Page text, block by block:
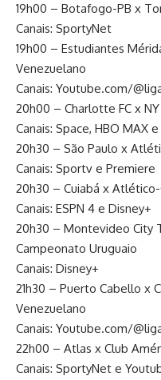
19h00 – Botafogo-PB x
Canais: SportyNet
19h00 – Estudiantes
Venezuelano
Canais: Youtube.com/
20h00 – Charlotte FC x
Canais: Space, HBO MAX
20h30 – São Paulo x
Canais: Sportv e Premiere
20h30 – Cuiabá x
Canais: ESPN 4 e Disney+
20h30 – Montevideo City
Campeonato Uruguaio
Canais: Disney+
21h30 – Puerto Cabello x
Venezuelano
Canais: Youtube.com/
22h00 – Atlas x Club
Canais: SportyNet e